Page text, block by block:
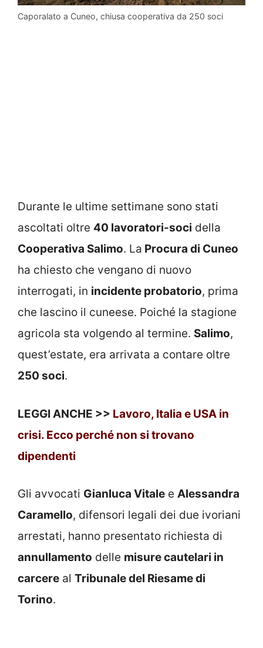
Caporalato a Cuneo, chiusa cooperativa da 250 soci
Durante le ultime settimane sono stati
ascoltati oltre 40 lavoratori-soci della
Cooperativa Salimo. La Procura di Cuneo
ha chiesto che vengano di nuovo
interrogati, in incidente probatorio, prima
che lascino il cuneese. Poiché la stagione
agricola sta volgendo al termine. Salimo,
quest’estate, era arrivata a contare oltre
250 soci.
LEGGI ANCHE >> Lavoro, Italia e USA in
crisi. Ecco perché non si trovano
dipendenti
Gli avvocati Gianluca Vitale e Alessandra
Caramello, difensori legali dei due ivoriani
arrestati, hanno presentato richiesta di
annullamento delle misure cautelari in
carcere al Tribunale del Riesame di
Torino.